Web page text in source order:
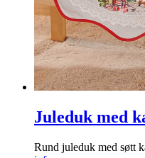
Juleduk med
Rund juleduk med søtt